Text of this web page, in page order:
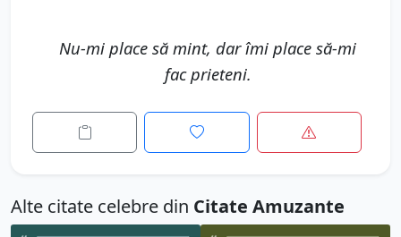
Nu-mi place să mint, dar îmi place să-mi
fac prieteni.
Alte citate celebre din Citate Amuzante